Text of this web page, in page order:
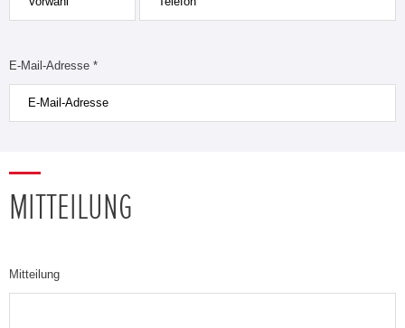
E-Mail-Adresse *
MITTEILUNG
Mitteilung